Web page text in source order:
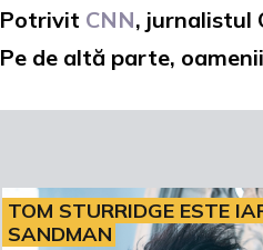
Potrivit CNN, jurnalistul
Pe de altă parte,
TOM STURRIDGE ESTE
SANDMAN